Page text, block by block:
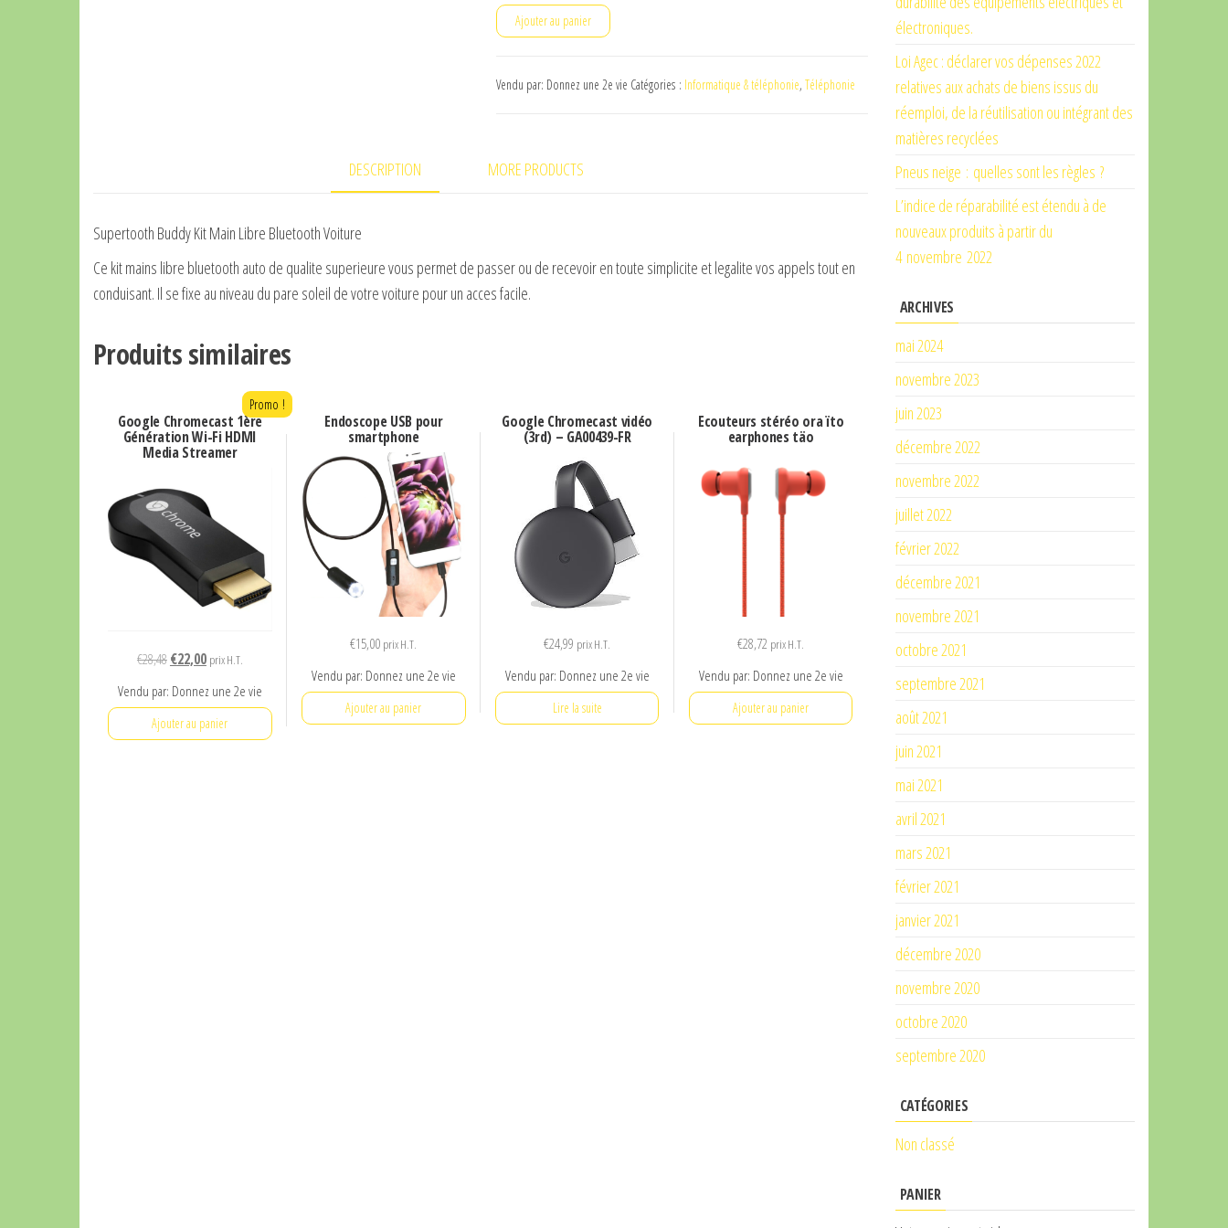
€47,92.€27,00.
quantité
de
Buddy
Libre
Ajouter au panier
Vendu par: Donnez une 2e vie Catégories : Informatique & téléphonie, Téléphonie
DESCRIPTION MORE PRODUCTS
Supertooth Buddy Kit Main Libre Bluetooth Voiture
Ce kit mains libre bluetooth auto de qualite superieure vous permet de passer ou de recevoir en toute simplicite et legalite vos appels tout en
conduisant. Il se fixe au niveau du pare soleil de votre voiture pour un acces facile.
Produits similaires
Google Chromecast 1ère
Génération Wi-Fi HDMI
Media Streamer
Promo !
€28,48Le
initial
était :
€28,48.
€22,00Le
actuel
est :
€22,00.
prix H.T.
Vendu par: Donnez une 2e vie
Ajouter au panier
Endoscope USB pour
smartphone
€15,00 prix H.T.
Vendu par: Donnez une 2e vie
Ajouter au panier
Google Chromecast vidéo
(3rd) – GA00439-FR
€24,99 prix H.T.
Vendu par: Donnez une 2e vie
Lire la suite
Ecouteurs stéréo ora ïto
earphones täo
€28,72 prix H.T.
Vendu par: Donnez une 2e vie
Ajouter au panier
électroniques.
Loi Agec : déclarer vos dépenses 2022
relatives aux achats de biens issus du
réemploi, de la réutilisation ou intégrant des
matières recyclées
Pneus neige : quelles sont les règles ?
L’indice de réparabilité est étendu à de
nouveaux produits à partir du
4 novembre 2022
ARCHIVES
mai 2024
novembre 2023
juin 2023
décembre 2022
novembre 2022
juillet 2022
février 2022
décembre 2021
novembre 2021
octobre 2021
septembre 2021
août 2021
juin 2021
mai 2021
avril 2021
mars 2021
février 2021
janvier 2021
décembre 2020
novembre 2020
octobre 2020
septembre 2020
CATÉGORIES
Non classé
PANIER